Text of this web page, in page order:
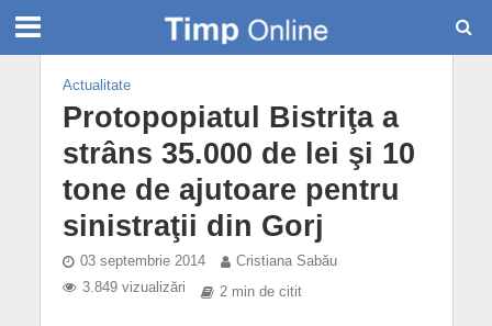
Actualitate
Protopopiatul Bistriţa a
strâns 35.000 de lei şi 10
tone de ajutoare pentru
sinistraţii din Gorj
03 septembrie 2014
Cristiana Sabău
3.849 vizualizări
2 min de citit